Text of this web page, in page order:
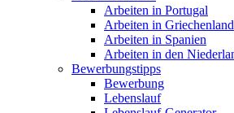
Arbeiten in Portugal
Arbeiten in Griechenland
Arbeiten in Spanien
Arbeiten in den
Bewerbungstipps
Bewerbung
Lebenslauf